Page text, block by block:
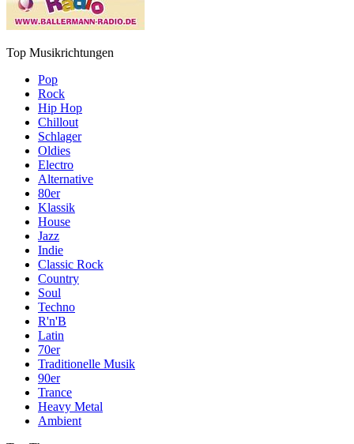
Top Musikrichtungen
Pop
Rock
Hip Hop
Chillout
Schlager
Oldies
Electro
Alternative
80er
Klassik
House
Jazz
Indie
Classic Rock
Country
Soul
Techno
R'n'B
Latin
70er
Traditionelle Musik
90er
Trance
Heavy Metal
Ambient